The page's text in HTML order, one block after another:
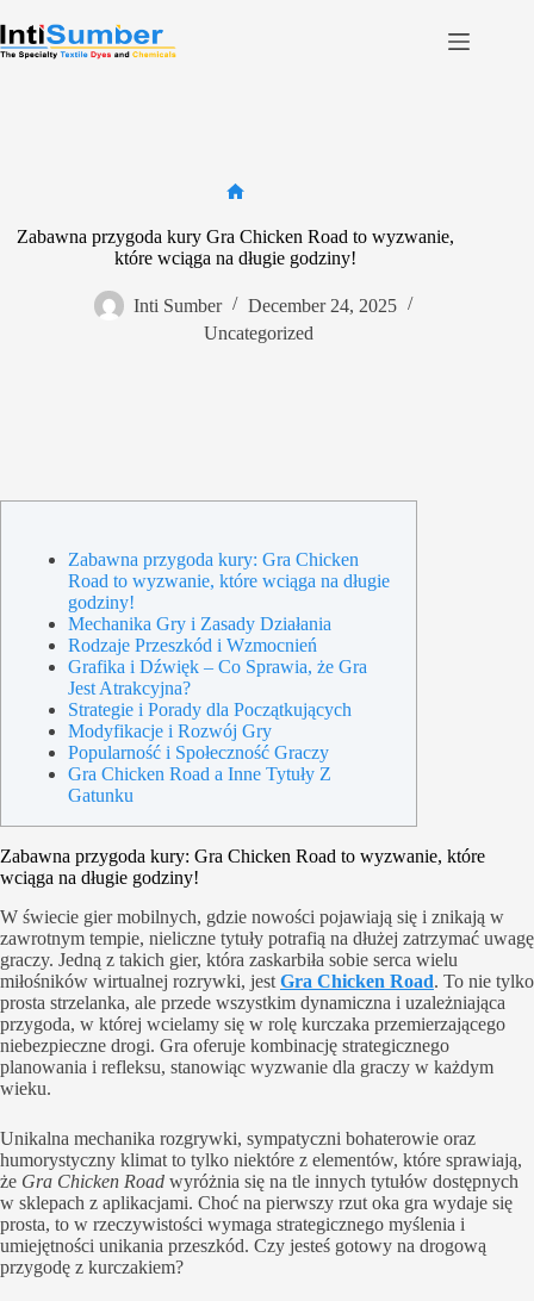
to
content
Contact
Zabawna przygoda kury Gra Chicken Road to wyzwanie,
które wciąga na długie godziny!
Inti Sumber
December 24, 2025
Uncategorized
Zabawna przygoda kury: Gra Chicken
Road to wyzwanie, które wciąga na długie
godziny!
Mechanika Gry i Zasady Działania
Rodzaje Przeszkód i Wzmocnień
Grafika i Dźwięk – Co Sprawia, że Gra
Jest Atrakcyjna?
Strategie i Porady dla Początkujących
Modyfikacje i Rozwój Gry
Popularność i Społeczność Graczy
Gra Chicken Road a Inne Tytuły Z
Gatunku
Zabawna przygoda kury: Gra Chicken Road to wyzwanie, które
wciąga na długie godziny!
W świecie gier mobilnych, gdzie nowości pojawiają się i znikają w
zawrotnym tempie, nieliczne tytuły potrafią na dłużej zatrzymać uwagę
graczy. Jedną z takich gier, która zaskarbiła sobie serca wielu
miłośników wirtualnej rozrywki, jest Gra Chicken Road. To nie tylko
prosta strzelanka, ale przede wszystkim dynamiczna i uzależniająca
przygoda, w której wcielamy się w rolę kurczaka przemierzającego
niebezpieczne drogi. Gra oferuje kombinację strategicznego
planowania i refleksu, stanowiąc wyzwanie dla graczy w każdym
wieku.
Unikalna mechanika rozgrywki, sympatyczni bohaterowie oraz
humorystyczny klimat to tylko niektóre z elementów, które sprawiają,
że Gra Chicken Road wyróżnia się na tle innych tytułów dostępnych
w sklepach z aplikacjami. Choć na pierwszy rzut oka gra wydaje się
prosta, to w rzeczywistości wymaga strategicznego myślenia i
umiejętności unikania przeszkód. Czy jesteś gotowy na drogową
przygodę z kurczakiem?